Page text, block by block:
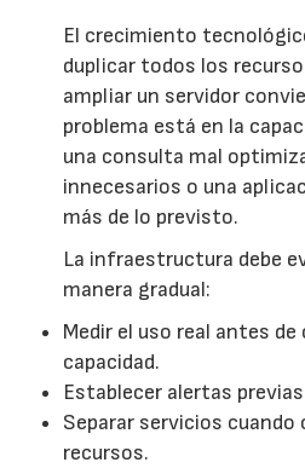
El crecimiento
duplicar todos los
ampliar un servidor
problema está en la
una consulta mal
innecesarios o una
más de lo previsto.
La infraestructura debe
manera gradual:
Medir el uso real antes
capacidad.
Establecer alertas
Separar servicios
recursos.